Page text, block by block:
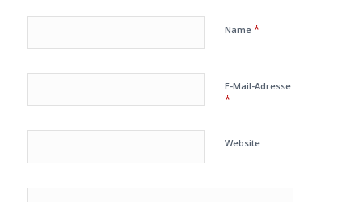
Name *
E-Mail-Adresse
*
Website